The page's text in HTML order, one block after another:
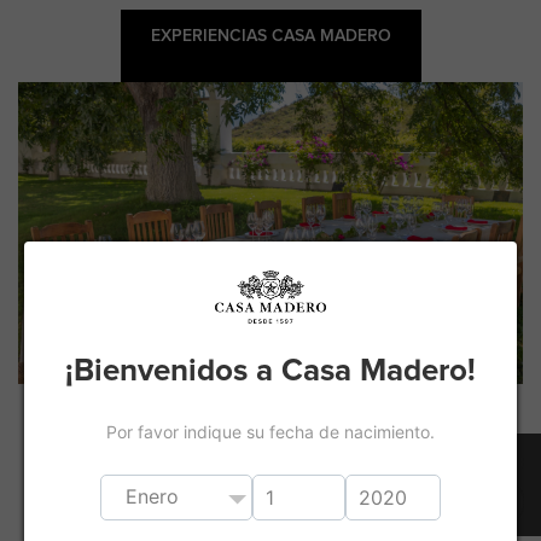
EXPERIENCIAS CASA MADERO
PERSONALIZADA
Conoce el interior de la emblemática Hacienda
de San Lorenzo donde podrás disfrutar de una
¡Bienvenidos a Casa Madero!
Por favor indique su fecha de nacimiento.